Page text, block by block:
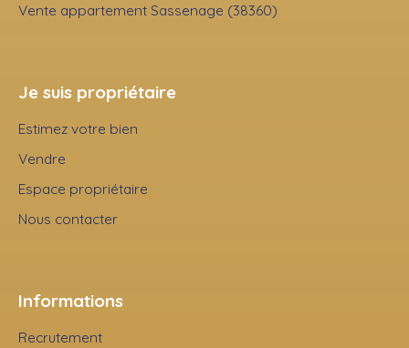
Vente appartement Sassenage (38360)
Je suis propriétaire
Estimez votre bien
Vendre
Espace propriétaire
Nous contacter
Informations
Recrutement